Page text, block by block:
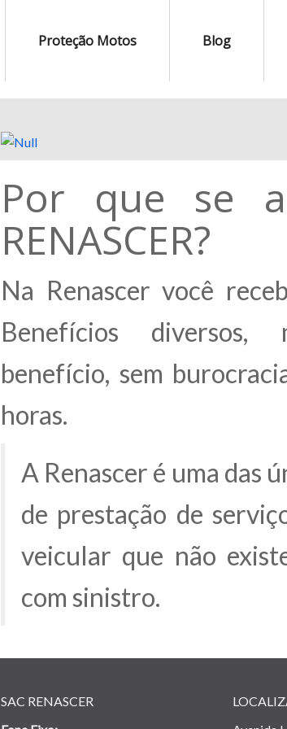
Proteção Motos Blog
Por que se
RENASCER?
Na Renascer você
Benefícios diversos,
benefício, sem
horas.
A Renascer é uma das
de prestação de
veicular que não
com sinistro.
SAC RENASCER